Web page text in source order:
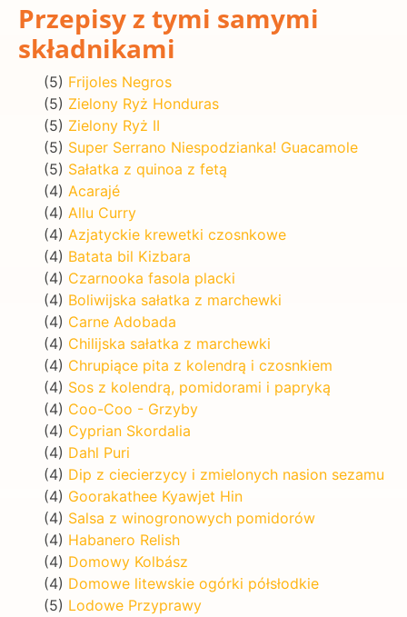
Przepisy z tymi samymi
składnikami
(5) Frijoles Negros
(5) Zielony Ryż Honduras
(5) Zielony Ryż II
(5) Super Serrano Niespodzianka! Guacamole
(5) Sałatka z quinoa z fetą
(4) Acarajé
(4) Allu Curry
(4) Azjatyckie krewetki czosnkowe
(4) Batata bil Kizbara
(4) Czarnooka fasola placki
(4) Boliwijska sałatka z marchewki
(4) Carne Adobada
(4) Chilijska sałatka z marchewki
(4) Chrupiące pita z kolendrą i czosnkiem
(4) Sos z kolendrą, pomidorami i papryką
(4) Coo-Coo - Grzyby
(4) Cyprian Skordalia
(4) Dahl Puri
(4) Dip z ciecierzycy i zmielonych nasion sezamu
(4) Goorakathee Kyawjet Hin
(4) Salsa z winogronowych pomidorów
(4) Habanero Relish
(4) Domowy Kolbász
(4) Domowe litewskie ogórki półsłodkie
(5) Lodowe Przyprawy